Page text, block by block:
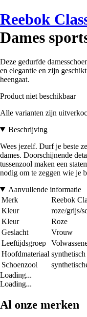
Reebok
Dames
Deze gedurfde
en elegantie en zijn
heengaat.
Product niet beschikbaar
Alle varianten zijn
Beschrijving
Wees jezelf. Durf je beste
dames. Doorschijnende
tussenzool maken een
nodig om te zeggen wie je
Aanvullende informatie
Merk
Reebok
Kleur
roze/grijs/
Kleur
Roze
Geslacht
Vrouw
Leeftijdsgroep
Hoofdmateriaal
Schoenzool
Loading...
Loading...
Al onze merken